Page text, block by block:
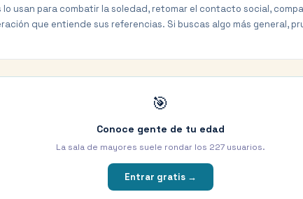
usan para combatir la soledad, retomar el contacto social,
que entiende sus referencias. Si buscas algo más general,
🎯
Conoce gente de tu edad
La sala de mayores suele rondar los 227usuarios.
Entrar gratis →